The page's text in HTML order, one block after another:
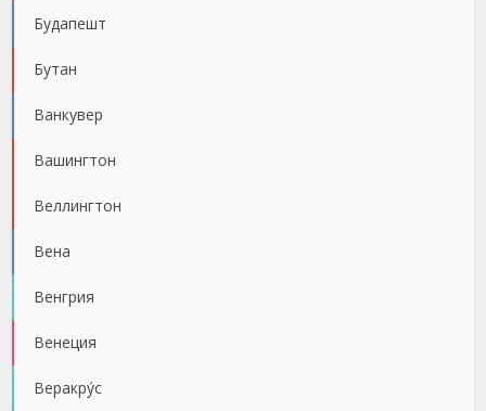
Будапешт
Бутан
Ванкувер
Вашингтон
Веллингтон
Вена
Венгрия
Венеция
Веракру́с